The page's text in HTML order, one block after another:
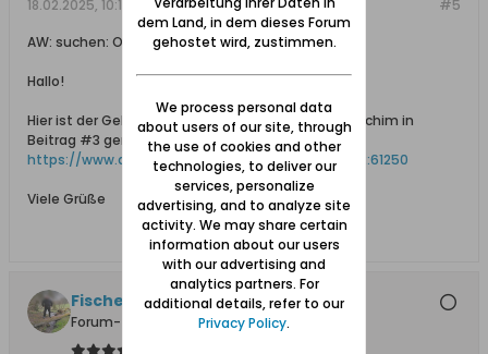
#5
18.02.2025, 10:16
AW: suchen: Otto und August Lietz
Hallo!
Hier ist der Geburtseintrag von Otto Lietz, den Joachim in
Beitrag #3 genannt hat:
https://www.ancestry.de/discoveryui-.../4554842:61250
Viele Grüße
Fischersjung
Forum-Teilnehmer
dem Land, in dem dieses Forum
gehostet wird, zustimmen.
We process personal data
about users of our site, through
the use of cookies and other
technologies, to deliver our
services, personalize
advertising, and to analyze site
activity. We may share certain
information about our users
with our advertising and
analytics partners. For
additional details, refer to our
Privacy Policy.